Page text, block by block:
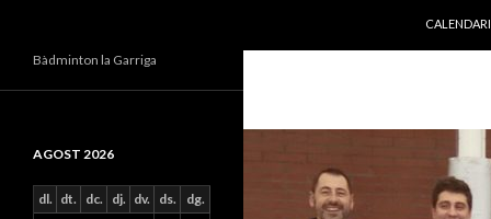
Bàdminton la Garriga
AGOST 2026
dl. dt. dc. dj. dv. ds. dg.